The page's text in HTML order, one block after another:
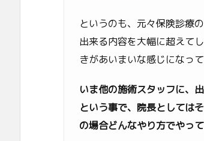
というのも、元々保険診療
出来る内容を大幅に超えて
きがあいまいな感じになって
いま他の施術スタッフに、
という事で、院長としては
の場合どんなやり方でやっ